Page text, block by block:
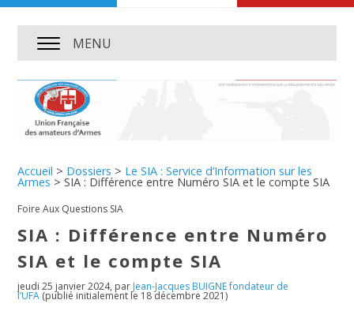
MENU
Accueil > Dossiers > Le SIA : Service d’Information sur les
Armes >SIA : Différence entre Numéro SIA et le compte SIA
Foire Aux Questions SIA
SIA : Différence entre Numéro
SIA et le compte SIA
jeudi 25 janvier 2024, par Jean-Jacques BUIGNE fondateur de
l’UFA (publié initialement le 18 décembre 2021)